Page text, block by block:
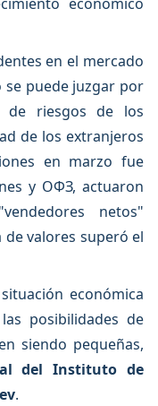
en el mercado
se puede juzgar por
de riesgos de los
de los extranjeros
en marzo fue
y OФЗ, actuaron
netos"
valores superó el
económica
posibilidades de
siendo pequeñas,
del Instituto de
.